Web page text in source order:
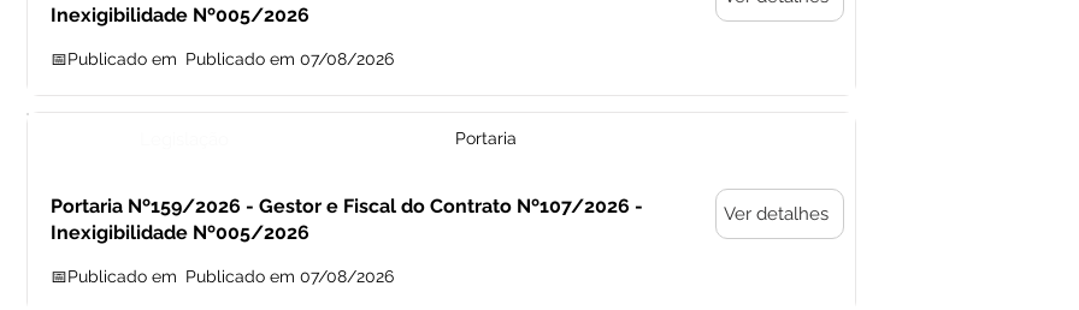
Inexigibilidade Nº005/2026
📅Publicado em Publicado em 07/08/2026
Portaria
Portaria Nº159/2026 - Gestor e Fiscal do Contrato Nº107/2026 -
Inexigibilidade Nº005/2026
📅Publicado em Publicado em 07/08/2026
Ver detalhes